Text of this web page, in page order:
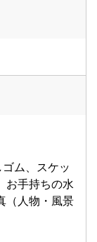
ム、スケッ
お手持ちの水
（人物・風景